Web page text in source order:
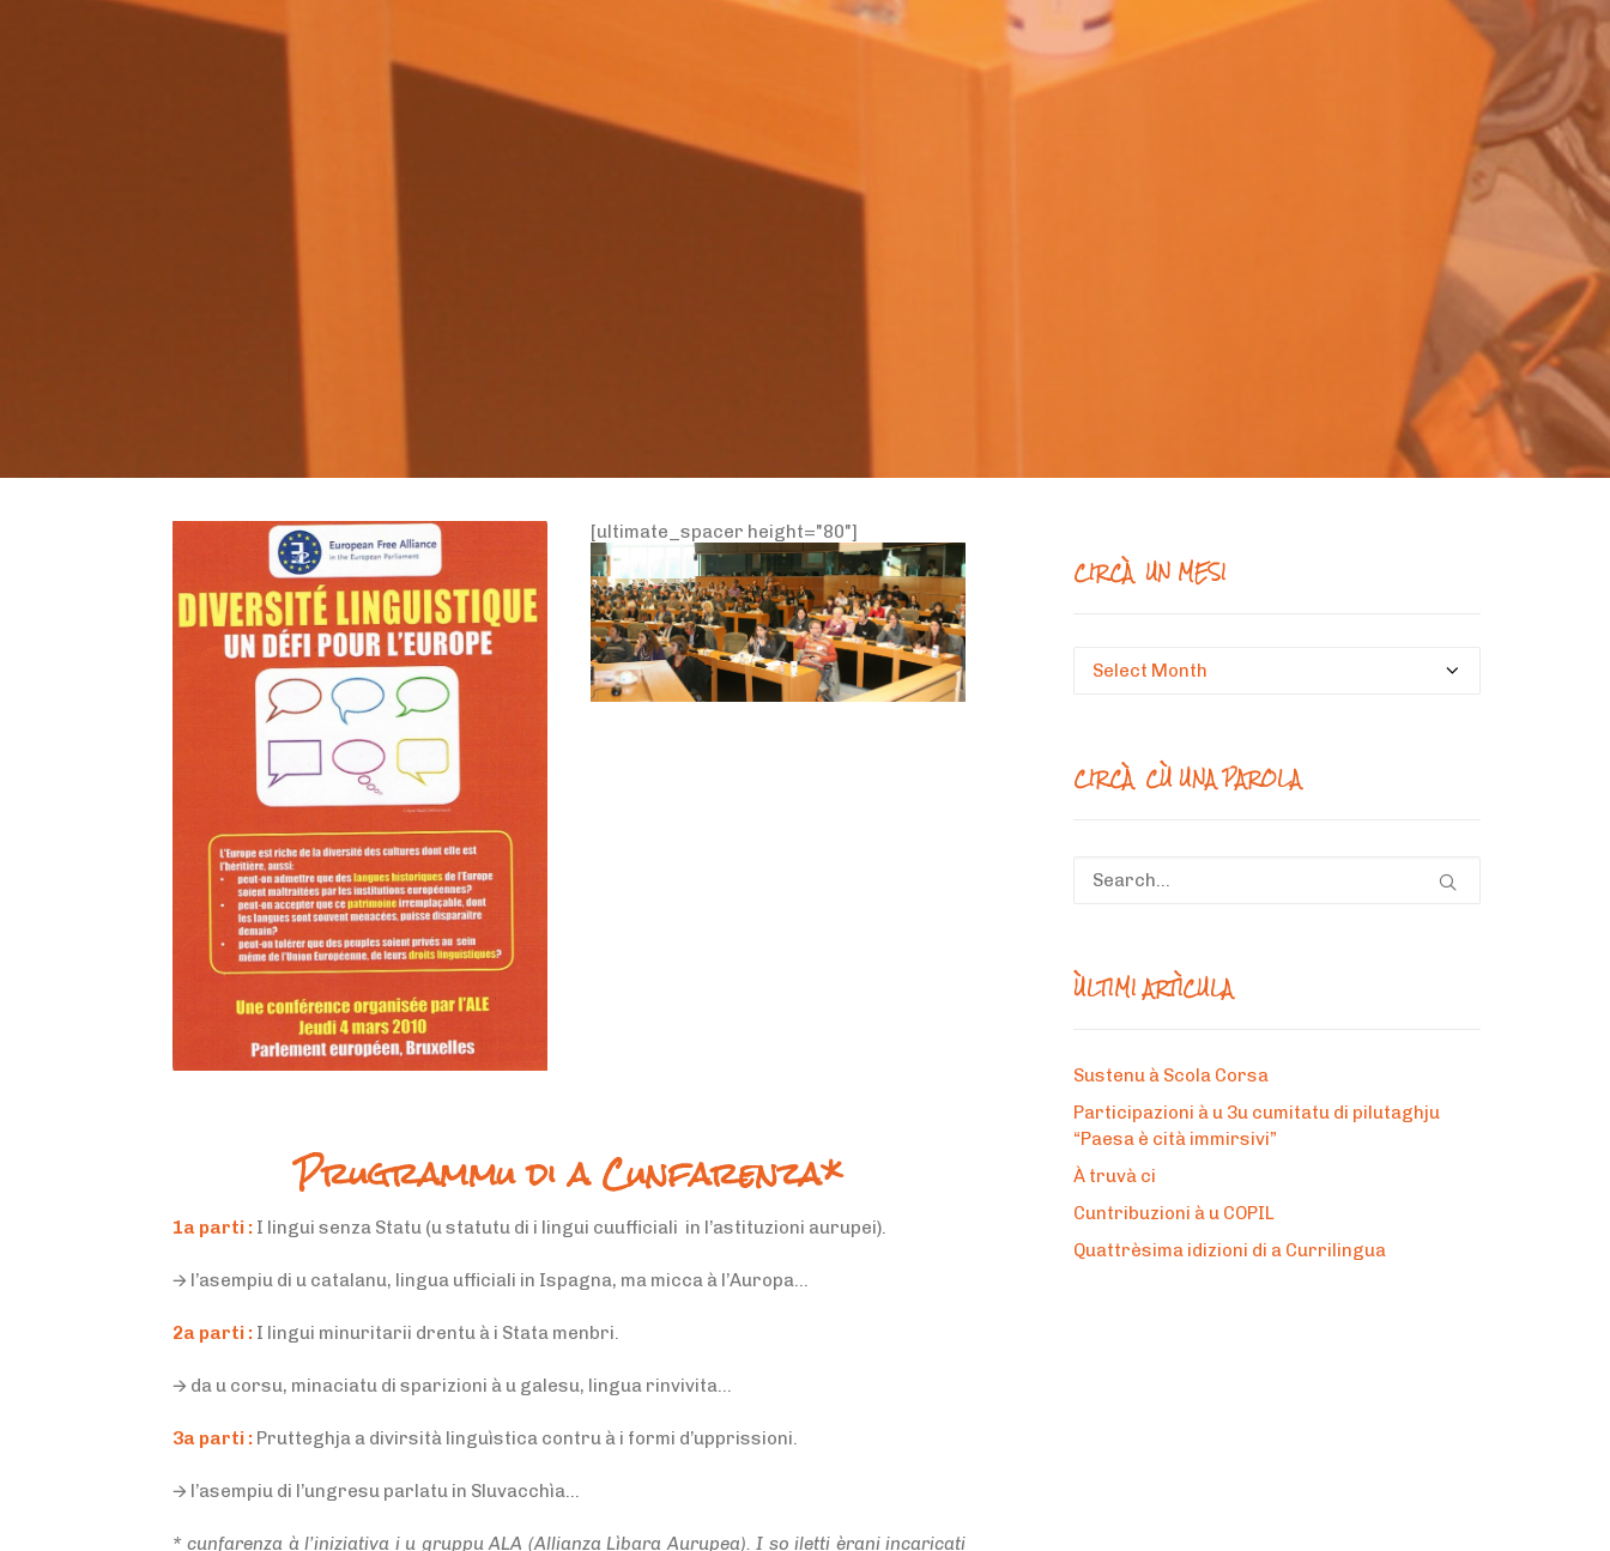
[ultimate_spacer height="80"]
Prugrammu di a Cunfarenza*
1a parti : I lingui senza Statu (u statutu di i lingui cuufficiali in l’astituzioni aurupei).
🡪 l’asempiu di u catalanu, lingua ufficiali in Ispagna, ma micca à l’Auropa…
2a parti : I lingui minuritarii drentu à i Stata menbri.
🡪 da u corsu, minaciatu di sparizioni à u galesu, lingua rinvivita…
3a parti : Prutteghja a divirsità linguìstica contru à i formi d’upprissioni.
🡪 l’asempiu di l’ungresu parlatu in Sluvacchìa…
* cunfarenza à l’iniziativa i u gruppu ALA (Allianza Lìbara Aurupea). I so iletti èrani incaricati
CIRCÀ UN MESI
Circà
CIRCÀ CÙ UNA PAROLA
ÙLTIMI ARTÌCULA
Sustenu à Scola Corsa
Participazioni à u 3u cumitatu di pilutaghju
“Paesa è cità immirsivi”
À truvà ci
Cuntribuzioni à u COPIL
Quattrèsima idizioni di a Currilingua